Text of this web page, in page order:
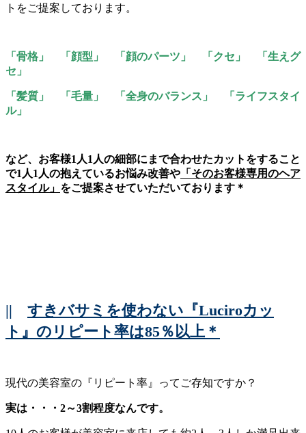
トをご提案しております。
「骨格」 「顔型」 「顔のパーツ」 「クセ」 「生えグ
セ」
「髪質」 「毛量」 「全身のバランス」 「ライフスタイ
ル」
など、お客様1人1人の細部にまで合わせたカットをすること
で1人1人の抱えているお悩み改善や 「そのお客様専用のヘア
スタイル」 をご提案させていただいております＊
|| すきバサミを使わない『Luciroカッ
ト』のリピート率は85％以上＊
現代の美容室の『リピート率』ってご存知ですか？
実は・・・2～3割程度なんです。